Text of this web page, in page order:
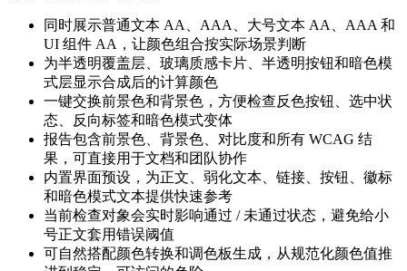
同时展示普通文本 AA、AAA、大号文本 AA、AAA 和
UI 组件 AA，让颜色组合按实际场景判断
为半透明覆盖层、玻璃质感卡片、半透明按钮和暗色模
式层显示合成后的计算颜色
一键交换前景色和背景色，方便检查反色按钮、选中状
态、反向标签和暗色模式变体
报告包含前景色、背景色、对比度和所有 WCAG 结
果，可直接用于文档和团队协作
内置界面预设，为正文、弱化文本、链接、按钮、徽标
和暗色模式文本提供快速参考
当前检查对象会实时影响通过 / 未通过状态，避免给小
号正文套用错误阈值
可自然搭配颜色转换和调色板生成，从规范化颜色值推